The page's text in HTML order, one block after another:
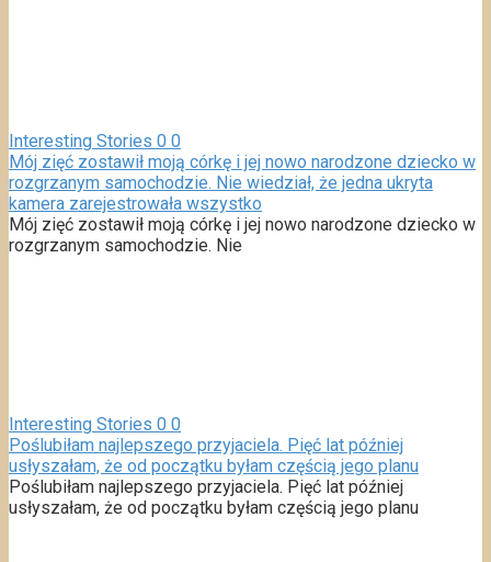
Interesting Stories 0 0
Mój zięć zostawił moją córkę i jej nowo narodzone dziecko w
rozgrzanym samochodzie. Nie wiedział, że jedna ukryta
kamera zarejestrowała wszystko
Mój zięć zostawił moją córkę i jej nowo narodzone dziecko w
rozgrzanym samochodzie. Nie
Interesting Stories 0 0
Poślubiłam najlepszego przyjaciela. Pięć lat później
usłyszałam, że od początku byłam częścią jego planu
Poślubiłam najlepszego przyjaciela. Pięć lat później
usłyszałam, że od początku byłam częścią jego planu